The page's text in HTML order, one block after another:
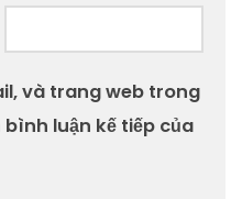
và trang web trong
luận kế tiếp của